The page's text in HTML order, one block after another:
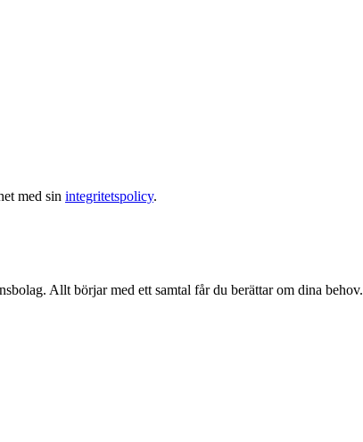
med sin integritetspolicy.
Allt börjar med ett samtal får du berättar om dina behov.